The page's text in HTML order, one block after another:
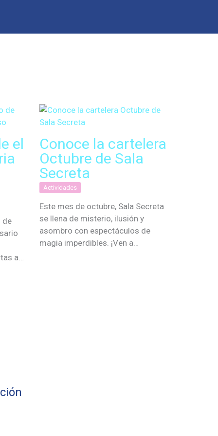
el
de
a…
Conoce la cartelera
Octubre de Sala
Secreta
Actividades
Este mes de octubre, Sala Secreta
se llena de misterio, ilusión y
asombro con espectáculos de
magia imperdibles. ¡Ven a…